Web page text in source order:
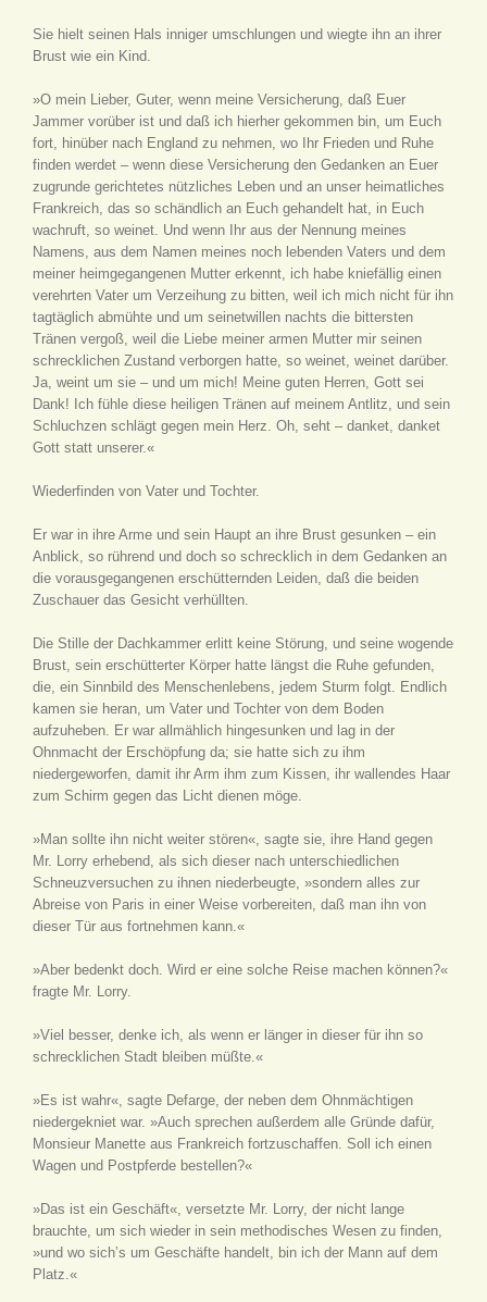
Sie hielt seinen Hals inniger umschlungen und wiegte ihn an ihrer
Brust wie ein Kind.
»O mein Lieber, Guter, wenn meine Versicherung, daß Euer
Jammer vorüber ist und daß ich hierher gekommen bin, um Euch
fort, hinüber nach England zu nehmen, wo Ihr Frieden und Ruhe
finden werdet – wenn diese Versicherung den Gedanken an Euer
zugrunde gerichtetes nützliches Leben und an unser heimatliches
Frankreich, das so schändlich an Euch gehandelt hat, in Euch
wachruft, so weinet. Und wenn Ihr aus der Nennung meines
Namens, aus dem Namen meines noch lebenden Vaters und dem
meiner heimgegangenen Mutter erkennt, ich habe kniefällig einen
verehrten Vater um Verzeihung zu bitten, weil ich mich nicht für ihn
tagtäglich abmühte und um seinetwillen nachts die bittersten
Tränen vergoß, weil die Liebe meiner armen Mutter mir seinen
schrecklichen Zustand verborgen hatte, so weinet, weinet darüber.
Ja, weint um sie – und um mich! Meine guten Herren, Gott sei
Dank! Ich fühle diese heiligen Tränen auf meinem Antlitz, und sein
Schluchzen schlägt gegen mein Herz. Oh, seht – danket, danket
Gott statt unserer.«
Wiederfinden von Vater und Tochter.
Er war in ihre Arme und sein Haupt an ihre Brust gesunken – ein
Anblick, so rührend und doch so schrecklich in dem Gedanken an
die vorausgegangenen erschütternden Leiden, daß die beiden
Zuschauer das Gesicht verhüllten.
Die Stille der Dachkammer erlitt keine Störung, und seine wogende
Brust, sein erschütterter Körper hatte längst die Ruhe gefunden,
die, ein Sinnbild des Menschenlebens, jedem Sturm folgt. Endlich
kamen sie heran, um Vater und Tochter von dem Boden
aufzuheben. Er war allmählich hingesunken und lag in der
Ohnmacht der Erschöpfung da; sie hatte sich zu ihm
niedergeworfen, damit ihr Arm ihm zum Kissen, ihr wallendes Haar
zum Schirm gegen das Licht dienen möge.
»Man sollte ihn nicht weiter stören«, sagte sie, ihre Hand gegen
Mr. Lorry erhebend, als sich dieser nach unterschiedlichen
Schneuzversuchen zu ihnen niederbeugte, »sondern alles zur
Abreise von Paris in einer Weise vorbereiten, daß man ihn von
dieser Tür aus fortnehmen kann.«
»Aber bedenkt doch. Wird er eine solche Reise machen können?«
fragte Mr. Lorry.
»Viel besser, denke ich, als wenn er länger in dieser für ihn so
schrecklichen Stadt bleiben müßte.«
»Es ist wahr«, sagte Defarge, der neben dem Ohnmächtigen
niedergekniet war. »Auch sprechen außerdem alle Gründe dafür,
Monsieur Manette aus Frankreich fortzuschaffen. Soll ich einen
Wagen und Postpferde bestellen?«
»Das ist ein Geschäft«, versetzte Mr. Lorry, der nicht lange
brauchte, um sich wieder in sein methodisches Wesen zu finden,
»und wo sich’s um Geschäfte handelt, bin ich der Mann auf dem
Platz.«